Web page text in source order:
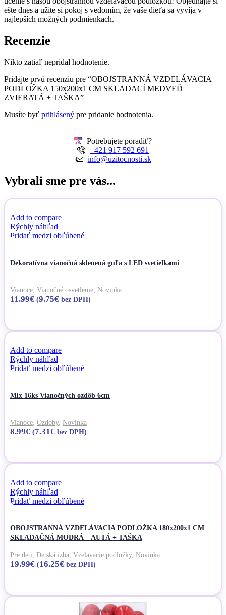
ešte dnes a užite si pokoj s vedomím, že vaše dieťa sa vyvíja v
najlepších možných podmienkach.
Recenzie
Nikto zatiaľ nepridal hodnotenie.
Pridajte prvú recenziu pre “OBOJSTRANNÁ VZDELÁVACIA
PODLOŽKA 150x200x1 CM SKLADACÍ MEDVEĎ
ZVIERATÁ + TAŠKA”
Musíte byť prihlásený pre pridanie hodnotenia.
Potrebujete poradiť?
+421 917 592 691
info@uzitocnosti.sk
Vybrali sme pre vás...
Add to compare
Rýchly náhľad
Pridať medzi obľúbené
Dekoratívna vianočná sklenená guľa s LED svetielkami
Vianoce Vianočné osvetlenie Novinka
11.99€ (9.75€ bez DPH)
Add to compare
Rýchly náhľad
Pridať medzi obľúbené
Mix 16ks Vianočných ozdôb 6cm
Vianoce Ozdoby, Novinka
8.99€ (7.31€ bez DPH)
Add to compare
Rýchly náhľad
Pridať medzi obľúbené
OBOJSTRANNÁ VZDELÁVACIA PODLOŽKA 180x200x1 CM
SKLADAČNÁ MODRÁ – AUTÁ + TAŠKA
Pre deti Detská izba Vzelavacie podložky, Novinka
19.99€ (16.25€ bez DPH)